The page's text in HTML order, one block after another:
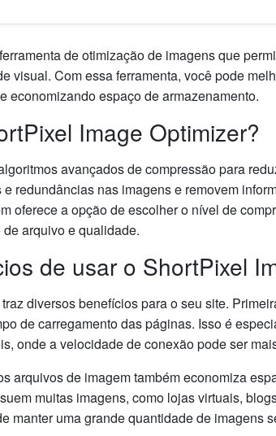
de otimização de imagens que
visual. Com essa ferramenta, você pode
economizando espaço de armazenamento.
Image Optimizer?
avançados de compressão para
redundâncias nas imagens e removem
oferece a opção de escolher o nível de
arquivo e qualidade.
de usar o ShortPixel
diversos benefícios para o seu site.
de carregamento das páginas. Isso é
onde a velocidade de conexão pode ser
arquivos de imagem também economiza
muitas imagens, como lojas virtuais,
manter uma grande quantidade de imagens